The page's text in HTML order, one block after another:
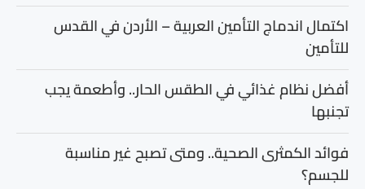
اكتمال اندماج التأمين العربية – الأردن في القدس
للتأمين
أفضل نظام غذائي في الطقس الحار.. وأطعمة يجب
تجنبها
فوائد الكمثرى الصحية.. ومتى تصبح غير مناسبة
للجسم؟